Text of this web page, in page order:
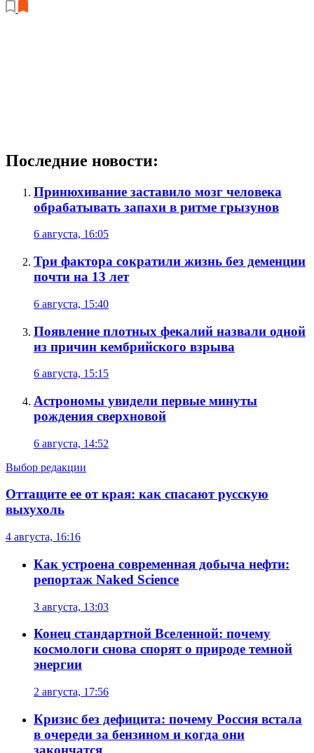
Последние новости:
Принюхивание заставило мозг человека
обрабатывать запахи в ритме грызунов
6 августа, 16:05
Три фактора сократили жизнь без деменции
почти на 13 лет
6 августа, 15:40
Появление плотных фекалий назвали одной
из причин кембрийского взрыва
6 августа, 15:15
Астрономы увидели первые минуты
рождения сверхновой
6 августа, 14:52
Выбор редакции
Оттащите ее от края: как спасают русскую
выхухоль
4 августа, 16:16
Как устроена современная добыча нефти:
репортаж Naked Science
3 августа, 13:03
Конец стандартной Вселенной: почему
космологи снова спорят о природе темной
энергии
2 августа, 17:56
Кризис без дефицита: почему Россия встала
в очереди за бензином и когда они
закончатся